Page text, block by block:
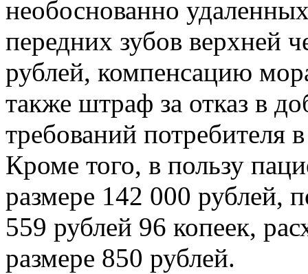
необоснованно
передних зубов верхней
рублей, компенсацию
также штраф за отказ в
требований потребителя
Кроме того, в пользу
размере 142 000 рублей,
559 рублей 96 копеек,
размере 850 рублей.